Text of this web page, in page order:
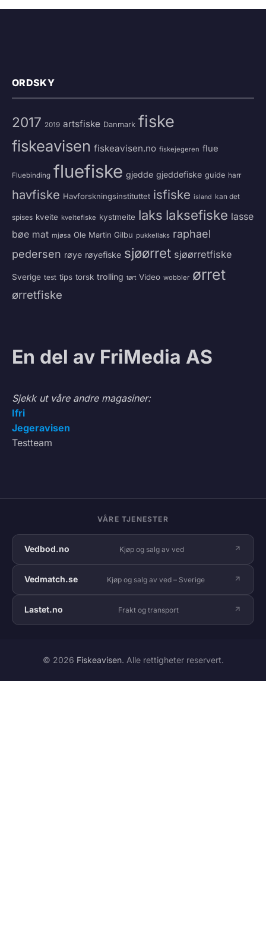
ORDSKY
2017 2019 artsfiske Danmark fiske
fiskeavisen fiskeavisen.no fiskejegeren flue
Fluebinding fluefiske gjedde gjeddefiske guide harr
havfiske Havforskningsinstituttet isfiske island kan det
spises kveite kveitefiske kystmeite laks laksefiske lasse
bøe mat mjøsa Ole Martin Gilbu pukkellaks raphael
pedersen røye røyefiske sjøørret sjøørretfiske
Sverige test tips torsk trolling tørt Video wobbler ørret
ørretfiske
En del av FriMedia AS
Sjekk ut våre andre magasiner:
Ifri
Jegeravisen
Testteam
VÅRE TJENESTER
Vedbod.no Kjøp og salg av ved
Vedmatch.se Kjøp og salg av ved – Sverige
Lastet.no Frakt og transport
© 2026 Fiskeavisen. Alle rettigheter reservert.